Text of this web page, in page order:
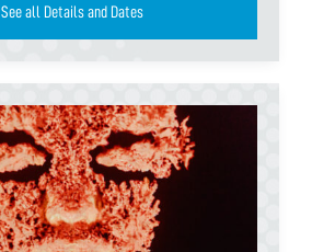
See all Details and Dates